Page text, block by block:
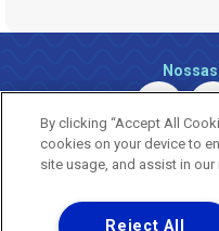
By clicking “Accept All
cookies on your device to
site usage, and assist in
Reject All